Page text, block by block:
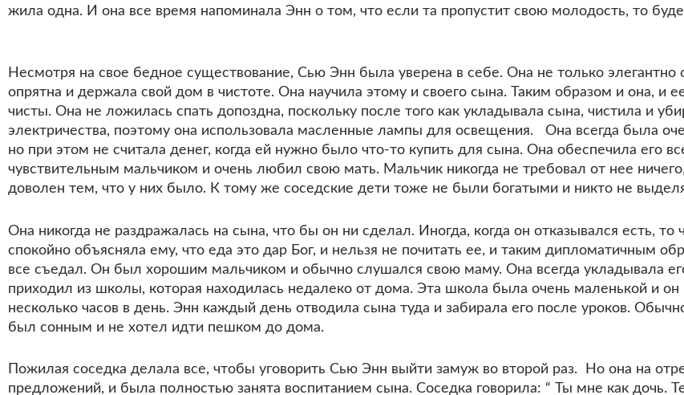
жила одна. И она все время напоминала Энн о том, что если та пропустит свою молодость, то
Несмотря на свое бедное существование, Сью Энн была уверена в себе. Она не только элегантно
опрятна и держала свой дом в чистоте. Она научила этому и своего сына. Таким образом и она, и
чисты. Она не ложилась спать допоздна, поскольку после того как укладывала сына, чистила и
электричества, поэтому она использовала масленные лампы для освещения. Она всегда была
но при этом не считала денег, когда ей нужно было что-то купить для сына. Она обеспечила его
чувствительным мальчиком и очень любил свою мать. Мальчик никогда не требовал от нее
доволен тем, что у них было. К тому же соседские дети тоже не были богатыми и никто не
Она никогда не раздражалась на сына, что бы он ни сделал. Иногда, когда он отказывался есть,
спокойно объясняла ему, что еда это дар Бог, и нельзя не почитать ее, и таким дипломатичным
все съедал. Он был хорошим мальчиком и обычно слушался свою маму. Она всегда укладывала
приходил из школы, которая находилась недалеко от дома. Эта школа была очень маленькой и
несколько часов в день. Энн каждый день отводила сына туда и забирала его после уроков.
был сонным и не хотел идти пешком до дома.
Пожилая соседка делала все, чтобы уговорить Сью Энн выйти замуж во второй раз. Но она на
предложений, и была полностью занята воспитанием сына. Соседка говорила: “ Ты мне как дочь.